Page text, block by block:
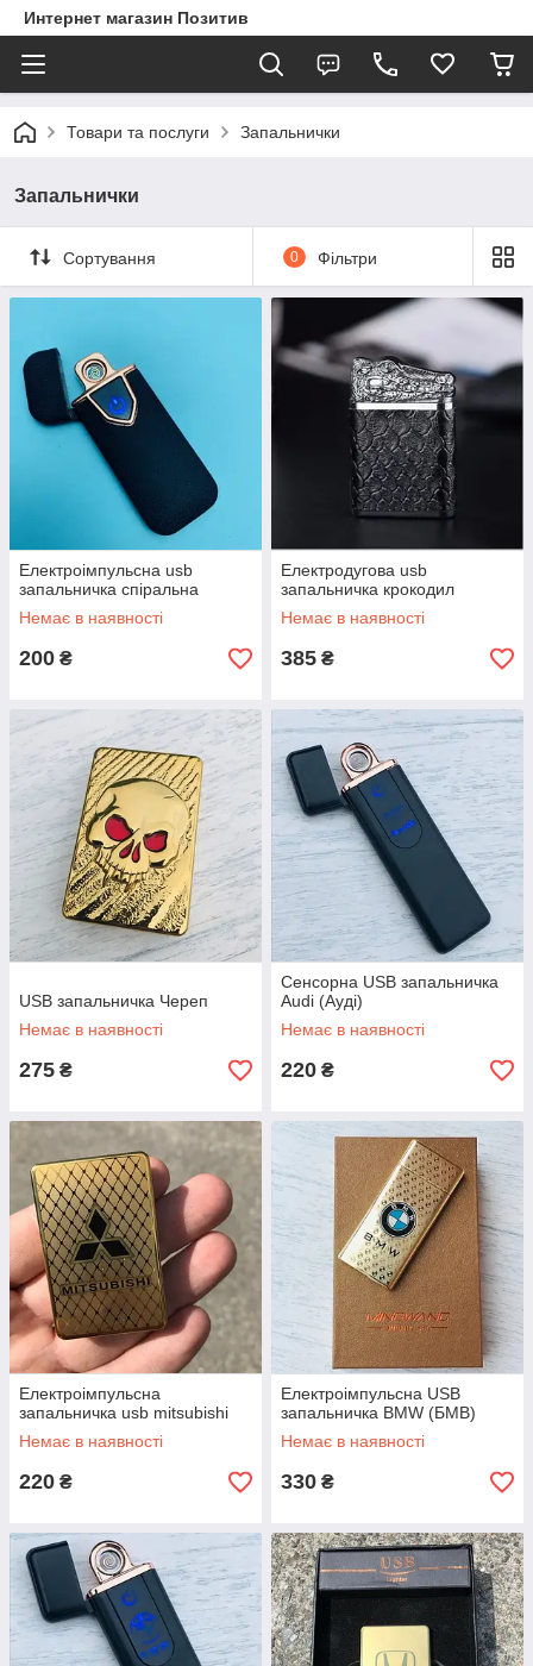
Интернет магазин Позитив
Товари та послуги Запальнички
Запальнички
Сортування 0 Фільтри
Електроімпульсна usb
запальничка спіральна
Немає в наявності
200 ₴
Електродугова usb
запальничка крокодил
Немає в наявності
385 ₴
USB запальничка Череп
Немає в наявності
275 ₴
Сенсорна USB запальничка
Audi (Ауді)
Немає в наявності
220 ₴
Електроімпульсна
запальничка usb mitsubishi
Немає в наявності
220 ₴
Електроімпульсна USB
запальничка BMW (БМВ)
Немає в наявності
330 ₴